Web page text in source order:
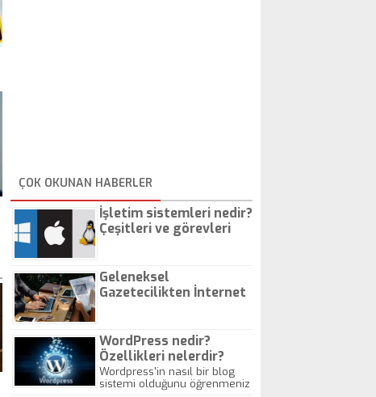
ÇOK OKUNAN HABERLER
İşletim sistemleri nedir?
Çeşitleri ve görevleri
Geleneksel
Gazetecilikten İnternet
WordPress nedir?
Özellikleri nelerdir?
Wordpress'in nasıl bir blog
sistemi olduğunu öğrenmeniz